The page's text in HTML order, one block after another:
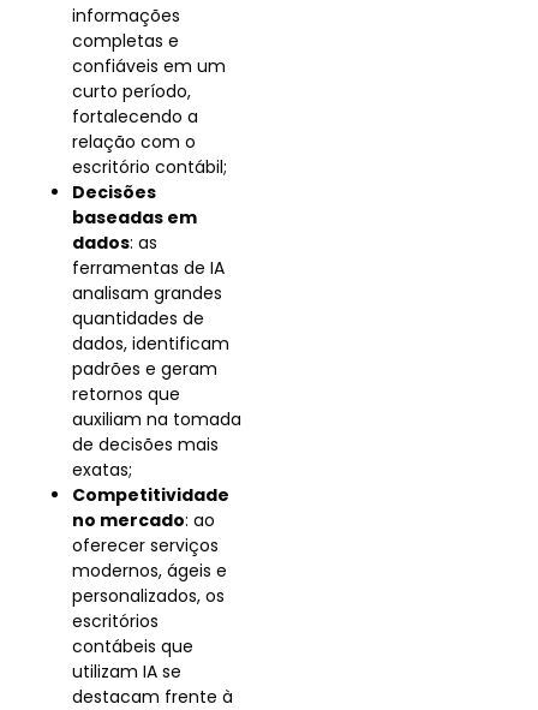
informações
completas e
confiáveis ​​em um
curto período,
fortalecendo a
relação com o
escritório contábil;
Decisões
baseadas em
dados: as
ferramentas de IA
analisam grandes
quantidades de
dados, identificam
padrões e geram
retornos que
auxiliam na tomada
de decisões mais
exatas;
Competitividade
no mercado: ao
oferecer serviços
modernos, ágeis e
personalizados, os
escritórios
contábeis que
utilizam IA se
destacam frente à